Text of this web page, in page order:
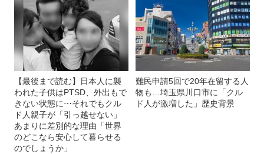
【最後まで読む】日本人に襲
われた子供はPTSD、外出もで
きない状態に⋯それでもクル
ド人親子が「引っ越せない」
あまりに差別的な理由「世界
のどこなら安心して暮らせる
のでしょうか」
難民申請5回で20年在留する人
物も…埼玉県川口市に「クル
ド人が激増した」歴史背景